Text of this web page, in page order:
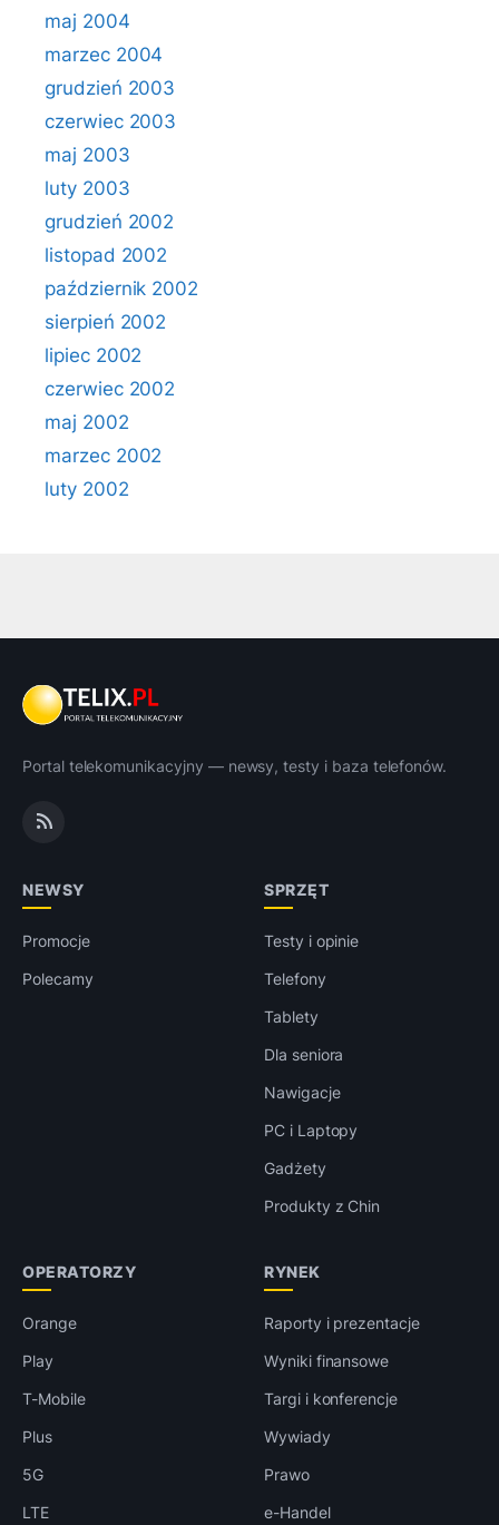
maj 2004
marzec 2004
grudzień 2003
czerwiec 2003
maj 2003
luty 2003
grudzień 2002
listopad 2002
październik 2002
sierpień 2002
lipiec 2002
czerwiec 2002
maj 2002
marzec 2002
luty 2002
Portal telekomunikacyjny — newsy, testy i baza telefonów.
NEWSY
Promocje
Polecamy
SPRZĘT
Testy i opinie
Telefony
Tablety
Dla seniora
Nawigacje
PC i Laptopy
Gadżety
Produkty z Chin
OPERATORZY
Orange
Play
T-Mobile
Plus
5G
LTE
RYNEK
Raporty i prezentacje
Wyniki finansowe
Targi i konferencje
Wywiady
Prawo
e-Handel